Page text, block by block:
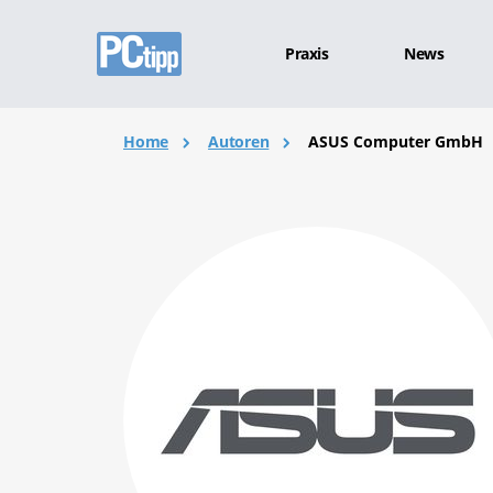
Praxis News
Home Autoren ASUS Computer GmbH